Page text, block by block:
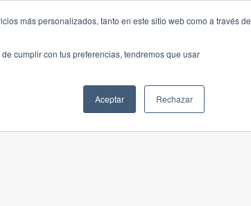
más personalizados, tanto en este sitio web como a través de
cumplir con tus preferencias, tendremos que usar
Aceptar Rechazar